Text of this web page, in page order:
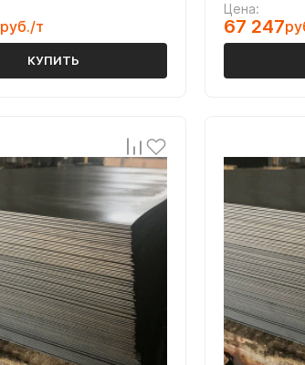
руб./т
КУПИТЬ
Цена:
67 247